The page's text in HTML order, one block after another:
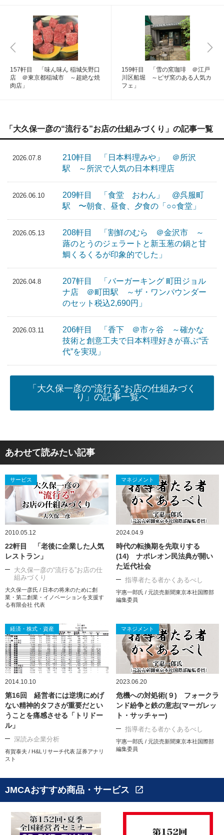
157軒目 「味ん味ん 稲城矢野口
店 ＠東京都稲城市 ～超絶な焼
肉店」
159軒目 「雪の窯珈琲 ＠江戸
川区船堀 ～ピザ窯のある人気カ
フェ」
「大久保一彦の“流行る”お店の仕組みづくり」の記事一覧
2026.07.8
210軒目 「日本料理みや」 ＠所沢
駅 ～所沢で人気の日本料理店
2026.06.10
209軒目 「食堂 おわん」 @呉服町
駅 〜朝食、昼食、夕食の「○○食堂」
2026.05.13
208軒目 「割鮮のむら ＠金沢市 ～
蕗のとうのジェラートと新玉葱の鍋と甘
鯛くるくるが印象的でした」
2026.04.8
207軒目 「バーガーキング 町田ジョル
ナ店 ＠町田駅 ～ザ・ワンパウンダー
のセット税込2,690円」
2026.03.11
206軒目 「香下 ＠市ヶ谷 ～確かな
技術と創意工夫で日本料理好きが喜ぶ“舌
代”を実現」
「大久保一彦の“流行る”お店の仕組みづく
り」の記事一覧へ
あわせて読みたい記事
サービス
2010.05.12
22軒目 「老後に企業した人気
レストラン」
大久保一彦の“流行る”お店の仕
組みづくり
大久保一彦氏 / 日本の将来のために創
業・第二創業・イノベーションを支援す
る有限会社 代表
マネジメント
2024.04.9
時代の転換期を先取りする
(14) ナポレオン民法典が開い
た近代社会
指導者たる者かくあるべし
宇惠一郎氏 / 元読売新聞東京本社国際部
編集委員
経済・株式・資産
2014.10.10
第16回 経営者には逆境にめげ
ない精神的タフさが重要だとい
うことを痛感させる「トリドー
ル」
深読み企業分析
有賀泰夫 / H&Lリサーチ代表 証券アナリ
スト
マネジメント
2023.06.20
危機への対処術(９) フォークラ
ンド紛争と鉄の意志(マーガレッ
ト・サッチャー)
指導者たる者かくあるべし
宇惠一郎氏 / 元読売新聞東京本社国際部
編集委員
JMCAおすすめ商品・サービス open_in_new